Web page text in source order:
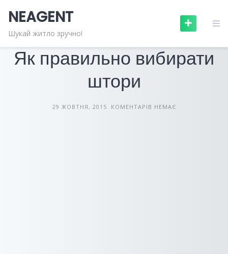
content
NEAGENT
Шукай житло зручно!БУДІВЕЛЬНІ МАТЕРІАЛИ
Як правильно вибирати
штори
29 ЖОВТНЯ, 2015 КОМЕНТАРІВ НЕМАЄ